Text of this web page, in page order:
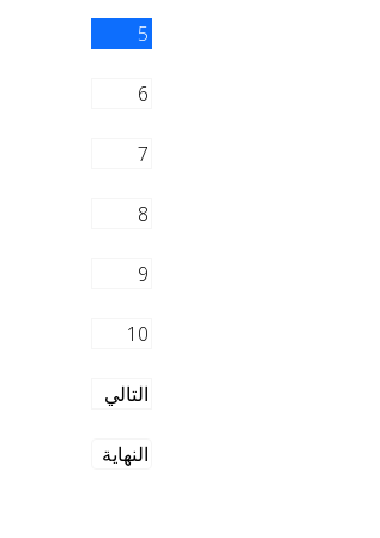
5
6
7
8
9
10
التالي
النهاية